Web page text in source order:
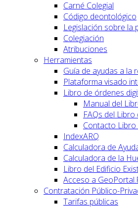
Carné Colegial
Código deontológico
Legislación sobre la
Colegiación
Atribuciones
Herramientas
Guía de ayudas a la
Plataforma visado
Libro de órdenes
Manual del
FAQs del
Contacto
IndexARQ
Calculadora de
Calculadora de la
Libro del Edificio
Acceso a
Contratación Público-
Tarifas públicas